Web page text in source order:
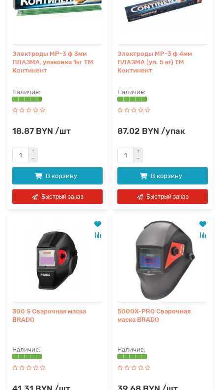
Электроды МР-3 ф 3мм
ПЛАЗМА, упаковка 1кг ТМ
Континент
18.87 BYN /шт
В корзину
Быстрый заказ
Электроды МР-3 ф 4мм
ПЛАЗМА (уп. 5 кг) ТМ
Континент
87.02 BYN /упак
В корзину
Быстрый заказ
300 S Сварочная маска
BRADO
5000X-PRO Сварочная
маска BRADO